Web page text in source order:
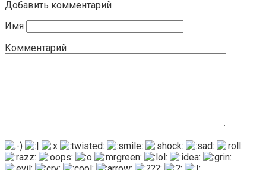
Добавить комментарий
Имя
Комментарий